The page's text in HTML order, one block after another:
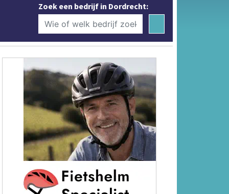
Zoek een bedrijf in Dordrecht: